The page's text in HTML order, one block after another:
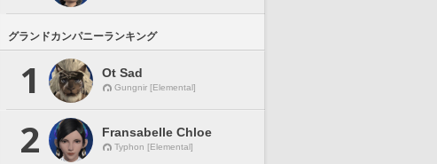
グランドカンパニーランキング
1 Ot Sad
Gungnir [Elemental]
2 Fransabelle Chloe
Typhon [Elemental]